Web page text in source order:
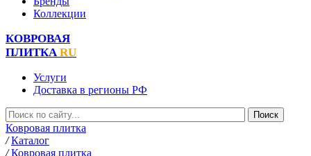
Коллекции
КОВРОВАЯ
ПЛИТКА RU
Услуги
Доставка в регионы РФ
Ковровая плитка
/ Каталог
/ Ковровая плитка